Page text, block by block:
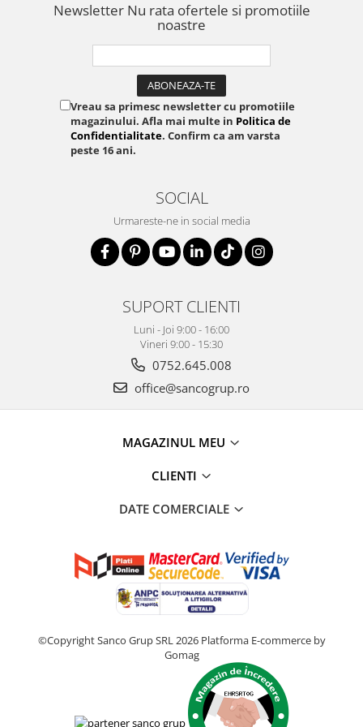
Newsletter Nu rata ofertele si promotiile
noastre
Vreau sa primesc newsletter cu promotiile
magazinului. Afla mai multe in Politica de
Confidentialitate. Confirm ca am varsta
peste 16 ani.
SOCIAL
Urmareste-ne in social media
SUPORT CLIENTI
Luni - Joi 9:00 - 16:00
Vineri 9:00 - 15:30
0752.645.008
office@sancogrup.ro
MAGAZINUL MEU
CLIENTI
DATE COMERCIALE
©Copyright Sanco Grup SRL 2026 Platforma E-commerce by
Gomag